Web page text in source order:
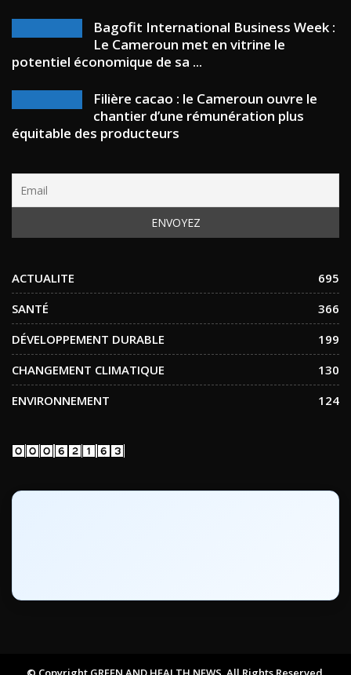
Bagofit International Business Week :
Le Cameroun met en vitrine le
potentiel économique de sa ...
Filière cacao : le Cameroun ouvre le
chantier d’une rémunération plus
équitable des producteurs
ACTUALITE
695
SANTÉ
366
DÉVELOPPEMENT DURABLE
199
CHANGEMENT CLIMATIQUE
130
ENVIRONNEMENT
124